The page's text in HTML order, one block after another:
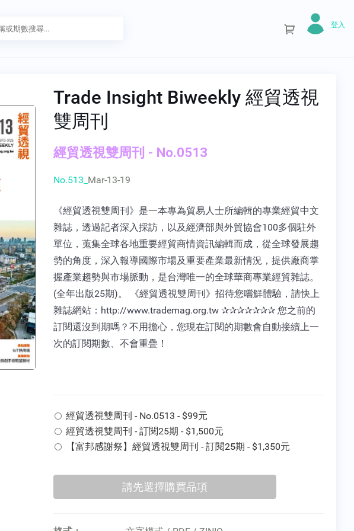
登入
Trade Insight Biweekly 經貿透視
雙周刊
經貿透視雙周刊 - No.0513
No.513_ Mar-13-19
《經貿透視雙周刊》是一本專為貿易人士所編輯的專業經貿中文
雜誌，透過記者深入採訪，以及經濟部與外貿協會100多個駐外
單位，蒐集全球各地重要經貿商情資訊編輯而成，從全球發展趨
勢的角度，深入報導國際市場及重要產業最新情況，提供廠商掌
握產業趨勢與市場脈動，是台灣唯一的全球華商專業經貿雜誌。
(全年出版25期)。 《經貿透視雙周刊》招待您嚐鮮體驗，請快上
雜誌網站：http://www.trademag.org.tw ✰✰✰✰✰✰✰ 您之前的
訂閱還沒到期嗎？不用擔心，您現在訂閱的期數會自動接續上一
次的訂閱期數、不會重疊！
經貿透視雙周刊 - No.0513 - $99元
經貿透視雙周刊 - 訂閱25期 - $1,500元
【富邦感謝祭】經貿透視雙周刊 - 訂閱25期 - $1,350元